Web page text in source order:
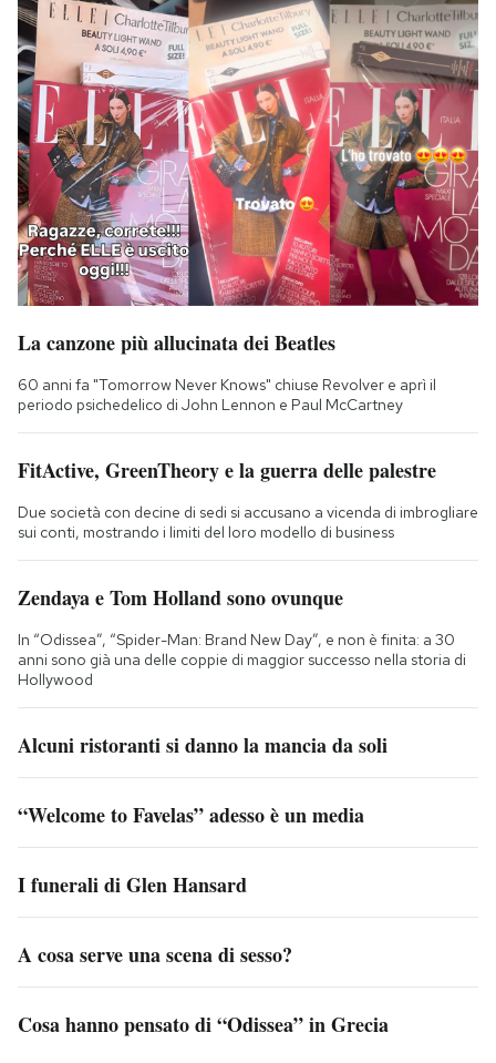
La canzone più allucinata dei Beatles
60 anni fa "Tomorrow Never Knows" chiuse Revolver e aprì il
periodo psichedelico di John Lennon e Paul McCartney
FitActive, GreenTheory e la guerra delle palestre
Due società con decine di sedi si accusano a vicenda di imbrogliare
sui conti, mostrando i limiti del loro modello di business
Zendaya e Tom Holland sono ovunque
In “Odissea”, “Spider-Man: Brand New Day”, e non è finita: a 30
anni sono già una delle coppie di maggior successo nella storia di
Hollywood
Alcuni ristoranti si danno la mancia da soli
“Welcome to Favelas” adesso è un media
I funerali di Glen Hansard
A cosa serve una scena di sesso?
Cosa hanno pensato di “Odissea” in Grecia